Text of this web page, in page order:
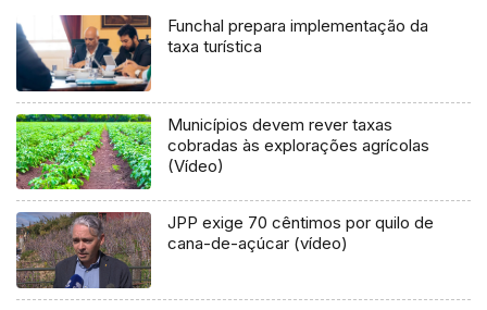
Funchal prepara implementação da
taxa turística
Municípios devem rever taxas
cobradas às explorações agrícolas
(Vídeo)
JPP exige 70 cêntimos por quilo de
cana-de-açúcar (vídeo)